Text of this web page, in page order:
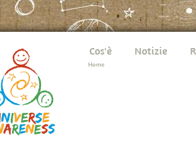
Cos'è Notizie
Home